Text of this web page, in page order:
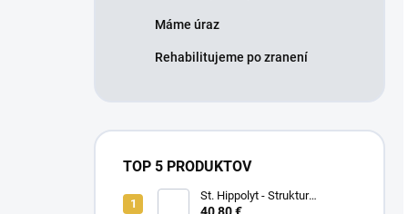
Máme úraz
Rehabilitujeme po zranení
TOP 5 PRODUKTOV
St. Hippolyt - Struktur
Energetikum